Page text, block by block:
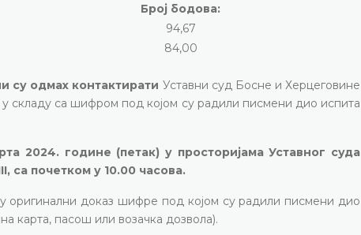
Број бодова:
94,67
84,00
су одмах контактирати Уставни суд Босне и Херцеговине
складу са шифром под којом су радили писмени дио испита
2024. године (петак) у просторијама Уставног суда
са почетком у 10.00 часова.
оригинални доказ шифре под којом су радили писмени дио
карта, пасош или возачка дозвола).